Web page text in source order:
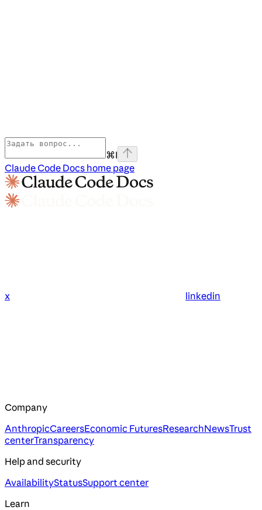
⌘I
Claude Code Docs home page
x linkedin
Company
AnthropicCareersEconomic FuturesResearchNewsTrust
centerTransparency
Help and security
AvailabilityStatusSupport center
Learn